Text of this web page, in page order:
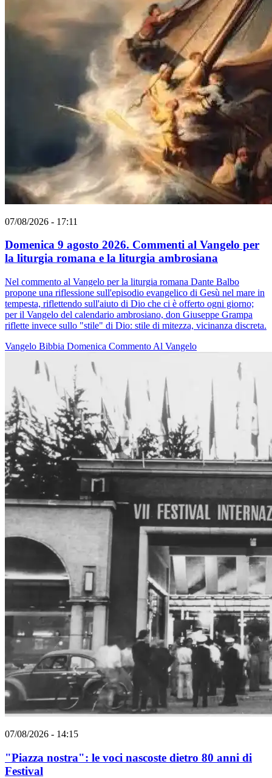
07/08/2026 - 17:11
Domenica 9 agosto 2026. Commenti al Vangelo per
la liturgia romana e la liturgia ambrosiana
Nel commento al Vangelo per la liturgia romana Dante Balbo
propone una riflessione sull'episodio evangelico di Gesù nel mare in
tempesta, riflettendo sull'aiuto di Dio che ci è offerto ogni giorno;
per il Vangelo del calendario ambrosiano, don Giuseppe Grampa
riflette invece sullo "stile" di Dio: stile di mitezza, vicinanza discreta.
Vangelo Bibbia Domenica Commento Al Vangelo
07/08/2026 - 14:15
"Piazza nostra": le voci nascoste dietro 80 anni di
Festival